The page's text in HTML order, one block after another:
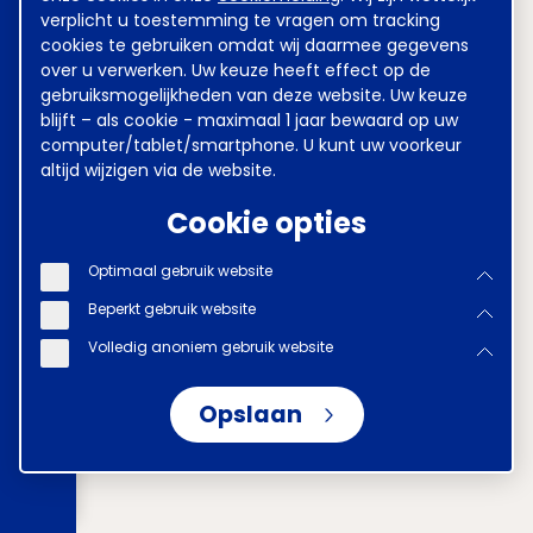
verplicht u toestemming te vragen om tracking
cookies te gebruiken omdat wij daarmee gegevens
over u verwerken. Uw keuze heeft effect op de
gebruiksmogelijkheden van deze website. Uw keuze
blijft – als cookie - maximaal 1 jaar bewaard op uw
computer/tablet/smartphone. U kunt uw voorkeur
altijd wijzigen via de website.
Cookie opties
Optimaal gebruik website
Beperkt gebruik website
Volledig anoniem gebruik website
Opslaan